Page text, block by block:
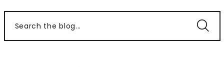
Search the blog...